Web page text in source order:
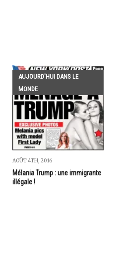
AUJOURD'HUI DANS LE
MONDE
AOÛT 4TH, 2016
Mélania Trump : une immigrante
illégale !